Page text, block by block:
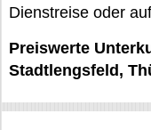
Dienstreise oder
Preiswerte
Stadtlengsfeld,